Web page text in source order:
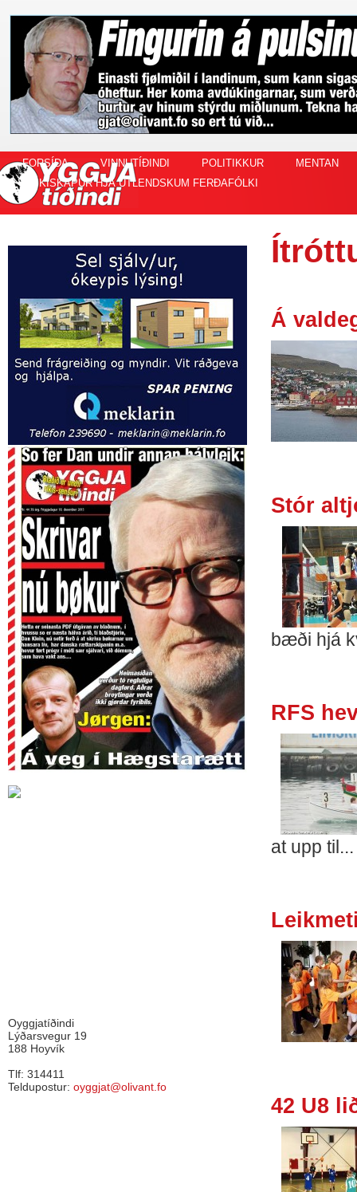
FORSÍÐA VINNUTÍÐINDI POLITIKKUR
MENTAN
FISKISKAPUR HJÁ ÚTLENDSKUM FERÐAFÓLKI
Oyggjatíðindi
Lýðarsvegur 19
188 Hoyvík
Tlf: 314411
Teldupostur: oyggjat@olivant.fo
Á
Stór
bæði hjá
RFS
at upp til...
42 U8